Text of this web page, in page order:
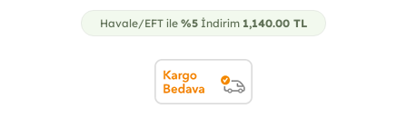
Havale/EFT ile %5 İndirim 1,140.00 TL